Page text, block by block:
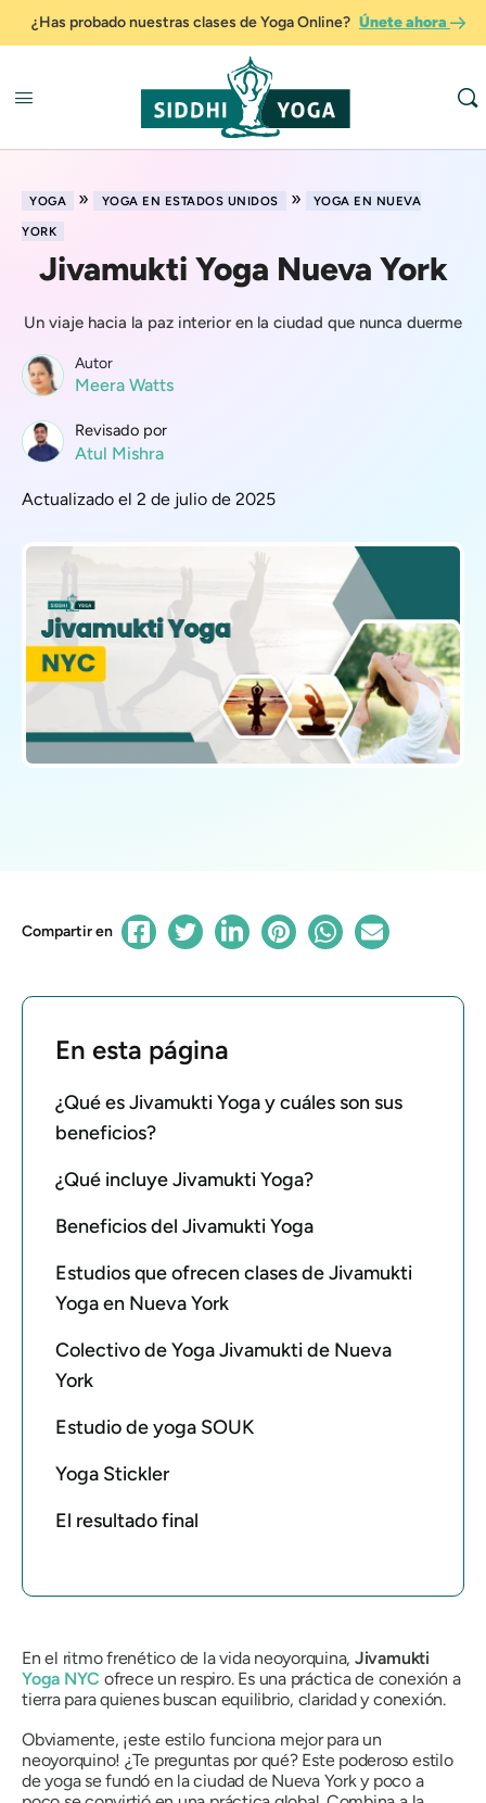
¿Has probado nuestras clases de Yoga Online? Únete ahora
YOGA » YOGA EN ESTADOS UNIDOS »
YOGA EN NUEVA
YORK
Jivamukti Yoga Nueva York
Un viaje hacia la paz interior en la ciudad que nunca duerme
Autor
Meera Watts
Revisado por
Atul Mishra
Actualizado el 2 de julio de 2025
Compartir en
En esta página
¿Qué es Jivamukti Yoga y cuáles son sus
beneficios?
¿Qué incluye Jivamukti Yoga?
Beneficios del Jivamukti Yoga
Estudios que ofrecen clases de Jivamukti
Yoga en Nueva York
Colectivo de Yoga Jivamukti de Nueva
York
Estudio de yoga SOUK
Yoga Stickler
El resultado final
En el ritmo frenético de la vida neoyorquina, Jivamukti
Yoga NYC ofrece un respiro. Es una práctica de conexión a
tierra para quienes buscan equilibrio, claridad y conexión.
Obviamente, ¡este estilo funciona mejor para un
neoyorquino! ¿Te preguntas por qué? Este poderoso estilo
de yoga se fundó en la ciudad de Nueva York y poco a